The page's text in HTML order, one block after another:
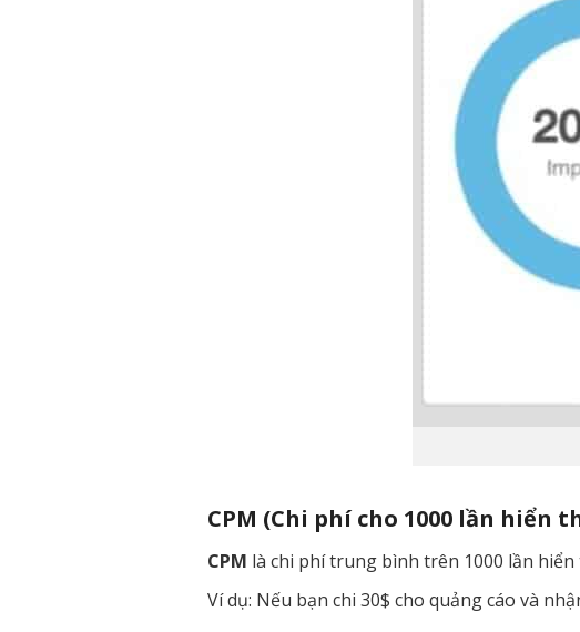
CPM (Chi phí cho 1000 lần hiển
CPM là chi phí trung bình trên 1000 lần
Ví dụ: Nếu bạn chi 30$ cho quảng cáo và